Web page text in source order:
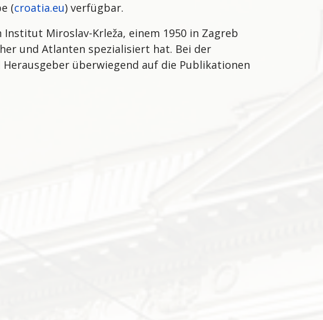
(croatia.eu) verfügbar.
Miroslav-Krleža, einem 1950 in Zagreb
und Atlanten spezialisiert hat. Bei der
überwiegend auf die Publikationen